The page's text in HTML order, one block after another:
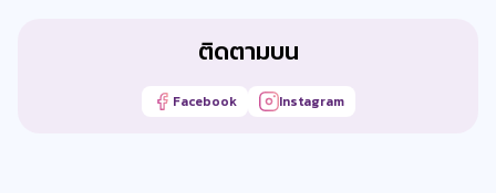
ติดตามบน
Facebook Instagram